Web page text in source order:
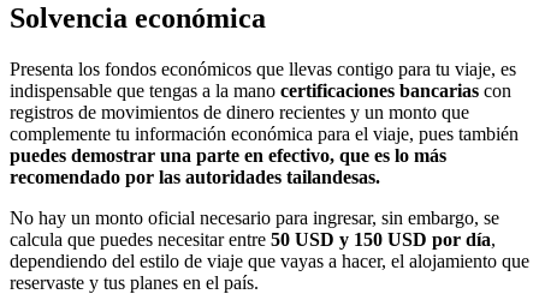
Solvencia económica
Presenta los fondos económicos que llevas contigo para tu viaje, es
indispensable que tengas a la mano certificaciones bancarias con
registros de movimientos de dinero recientes y un monto que
complemente tu información económica para el viaje, pues también
puedes demostrar una parte en efectivo, que es lo más
recomendado por las autoridades tailandesas.
No hay un monto oficial necesario para ingresar, sin embargo, se
calcula que puedes necesitar entre 50 USD y 150 USD por día,
dependiendo del estilo de viaje que vayas a hacer, el alojamiento que
reservaste y tus planes en el país.